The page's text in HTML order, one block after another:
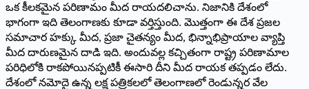
ఒక కీలకమైన పరిణామం మీద రాయదలిచాను. నిజానికి దేశంలో
భాగంగా ఇది తెలంగాణకు కూడా వర్తిస్తుంది. మొత్తంగా ఈ దేశ ప్రజల
సమాచార హక్కు మీద, ప్రజా చైతన్యం మీద, భిన్నాభిప్రాయాల వ్యాప్తి
మీద దారుణమైన దాడి ఇది. అందువల్ల కచ్చితంగా రాష్ట్ర పరిణామాల
పరిధిలోకి రాకపోయినప్పటికీ ఈసారి దీని మీద రాయక తప్పడం లేదు.
దేశంలో నమోదై ఉన్న లక్ష పత్రికలలో తెలంగాణలో రెండున్నర వేల